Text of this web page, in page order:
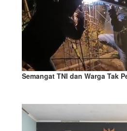
Semangat TNI dan Warga Tak